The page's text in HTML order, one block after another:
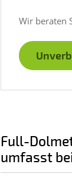
Wir beraten
Full-
umfasst